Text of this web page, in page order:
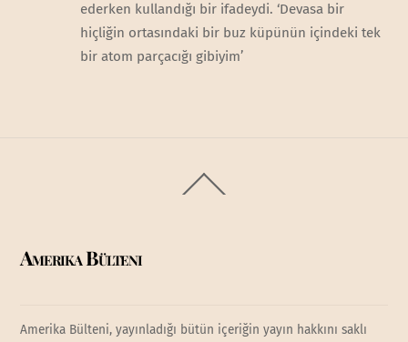
ederken kullandığı bir ifadeydi. ‘Devasa bir
hiçliğin ortasındaki bir buz küpünün içindeki tek
bir atom parçacığı gibiyim’
To
Amerika Bülteni
Amerika Bülteni, yayınladığı bütün içeriğin yayın hakkını saklı